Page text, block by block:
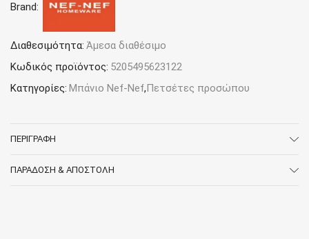
Nef
Premium
Margot
ποσότητα
Brand:
Διαθεσιμότητα: Άμεσα διαθέσιμο
Κωδικός προϊόντος: 5205495623122
Κατηγορίες: Μπάνιο Nef-Nef,Πετσέτες προσώπου
ΠΕΡΙΓΡΑΦΉ
ΠΑΡΆΔΟΣΗ & ΑΠΟΣΤΟΛΉ